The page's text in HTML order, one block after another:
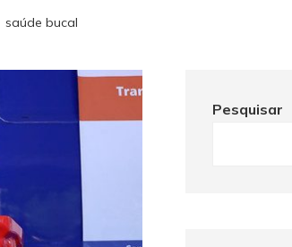
saúde bucal
Pesquisar